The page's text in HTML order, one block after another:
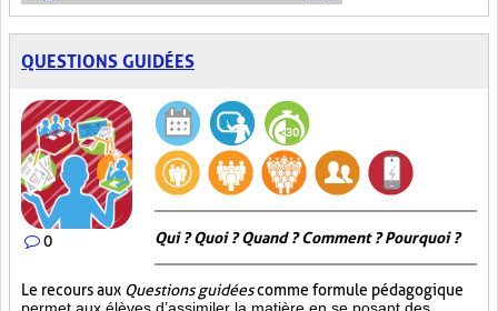
QUESTIONS GUIDÉES
0 Qui ? Quoi ? Quand ? Comment ? Pourquoi ?
Le recours aux Questions guidéescomme formule pédagogique